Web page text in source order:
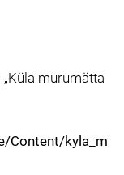
murumätta
Content/kyla_m